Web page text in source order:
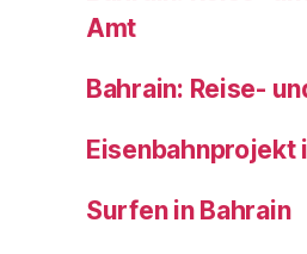
Amt
Bahrain: Reise-
Eisenbahnprojekt
Surfen in Bahrain